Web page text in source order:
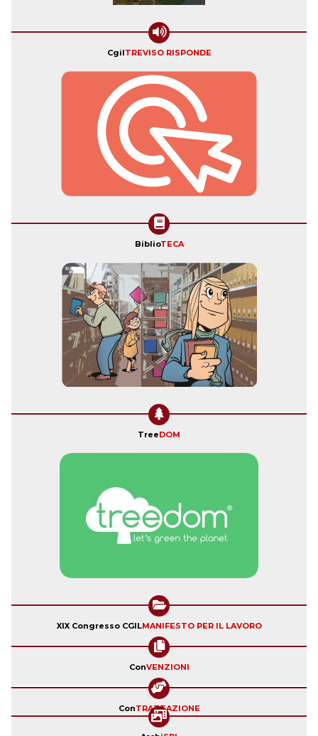
CgilTREVISO RISPONDE
BiblioTECA
TreeDOM
XIX Congresso CGILMANIFESTO PER IL LAVORO
ConVENZIONI
ConTRATTAZIONE